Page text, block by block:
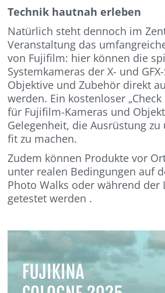
Technik hautnah erleben
Natürlich steht dennoch im
Veranstaltung das
von Fujifilm: hier können die
Systemkameras der X- und
Objektive und Zubehör direkt
werden. Ein kostenloser „Check
für Fujifilm-Kameras und
Gelegenheit, die Ausrüstung
fit zu machen.
Zudem können Produkte vor
unter realen Bedingungen auf
Photo Walks oder während der
getestet werden .